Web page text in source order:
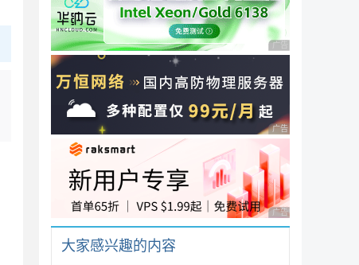
广告 商业广告，理性
广告 商业广告，理性
广告 商业广告，理性
大家感兴趣的内容